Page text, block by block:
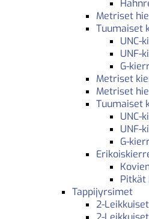
Metriset
Tuumaiset
UNC-
UNF-
G-
Metriset
Metriset
Tuumaiset
UNC-
UNF-
G-
Tappijyrsimet
2-